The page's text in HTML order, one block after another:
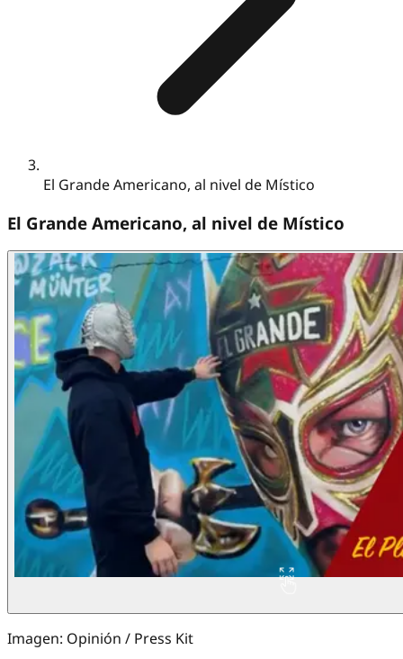
El Grande Americano, al nivel de Místico
El Grande Americano, al nivel de Místico
Imagen: Opinión / Press Kit